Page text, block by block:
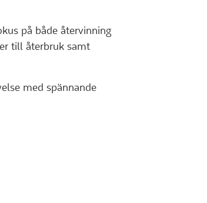
på både återvinning
till återbruk samt
med spännande